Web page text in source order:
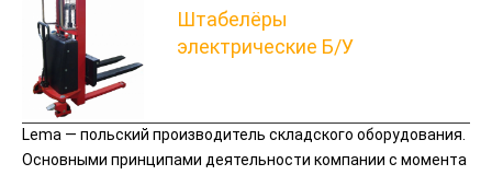
Штабелёры
электрические Б/У
Lema — польский производитель складского оборудования.
Основными принципами деятельности компании с момента